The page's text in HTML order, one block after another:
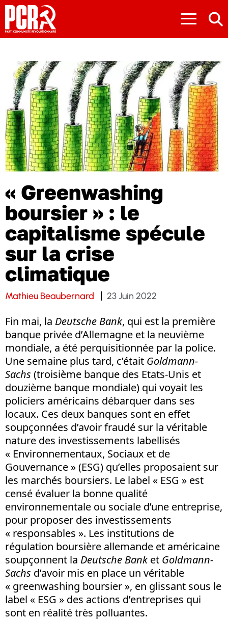
≡
« Greenwashing
boursier » : le
capitalisme spécule
sur la crise
climatique
Mathieu Beaubernard 23 Juin 2022
Fin mai, la Deutsche Bank, qui est la première
banque privée d’Allemagne et la neuvième
mondiale, a été perquisitionnée par la police.
Une semaine plus tard, c’était Goldmann-
Sachs (troisième banque des Etats-Unis et
douzième banque mondiale) qui voyait les
policiers américains débarquer dans ses
locaux. Ces deux banques sont en effet
soupçonnées d’avoir fraudé sur la véritable
nature des investissements labellisés
« Environnementaux, Sociaux et de
Gouvernance » (ESG) qu’elles proposaient sur
les marchés boursiers. Le label « ESG » est
censé évaluer la bonne qualité
environnementale ou sociale d’une entreprise,
pour proposer des investissements
« responsables ». Les institutions de
régulation boursière allemande et américaine
soupçonnent la Deutsche Banket Goldmann-
Sachs d’avoir mis en place un véritable
« greenwashing boursier », en glissant sous le
label « ESG » des actions d’entreprises qui
sont en réalité très polluantes.